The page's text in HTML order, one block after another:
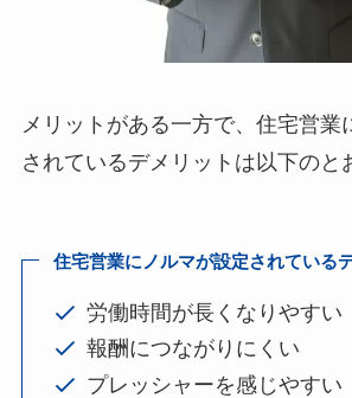
メリットがある一方で、住宅営業
されているデメリットは以下のと
住宅営業にノルマが設定されている
労働時間が長くなりやすい
報酬につながりにくい
プレッシャーを感じやすい